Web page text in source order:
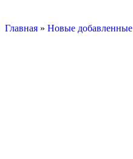
Главная » Новые добавленные